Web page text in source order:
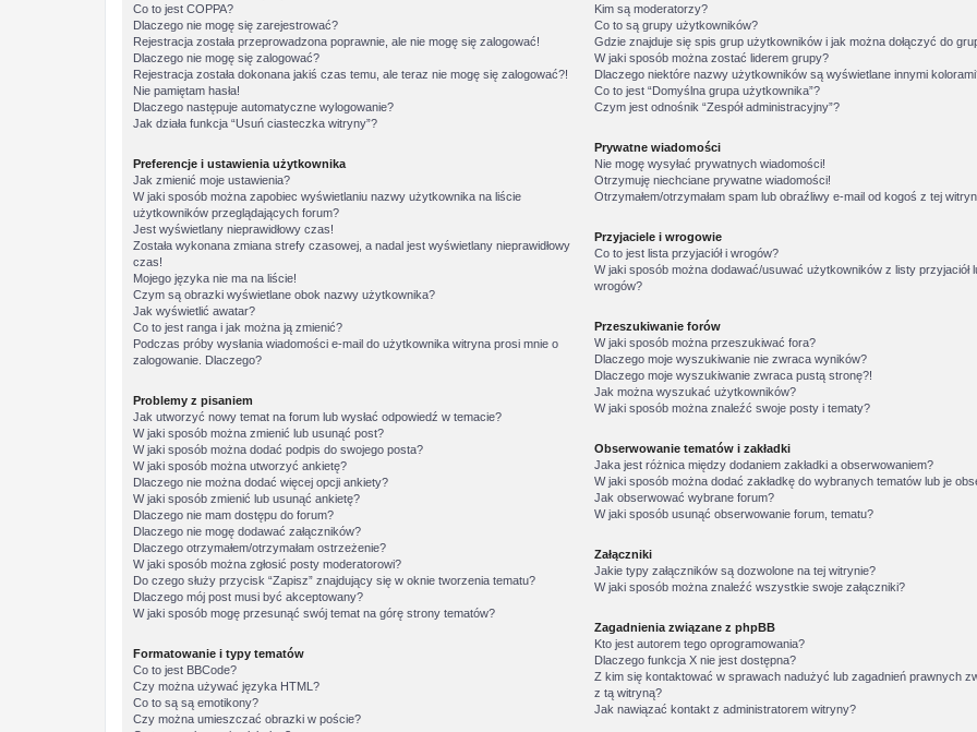
Co to jest COPPA?
Dlaczego nie mogę się zarejestrować?
Rejestracja została przeprowadzona poprawnie, ale nie mogę się zalogować!
Dlaczego nie mogę się zalogować?
Rejestracja została dokonana jakiś czas temu, ale teraz nie mogę się zalogować?!
Nie pamiętam hasła!
Dlaczego następuje automatyczne wylogowanie?
Jak działa funkcja “Usuń ciasteczka witryny”?
Preferencje i ustawienia użytkownika
Jak zmienić moje ustawienia?
W jaki sposób można zapobiec wyświetlaniu nazwy użytkownika na liście
użytkowników przeglądających forum?
Jest wyświetlany nieprawidłowy czas!
Została wykonana zmiana strefy czasowej, a nadal jest wyświetlany nieprawidłowy
czas!
Mojego języka nie ma na liście!
Czym są obrazki wyświetlane obok nazwy użytkownika?
Jak wyświetlić awatar?
Co to jest ranga i jak można ją zmienić?
Podczas próby wysłania wiadomości e-mail do użytkownika witryna prosi mnie o
zalogowanie. Dlaczego?
Problemy z pisaniem
Jak utworzyć nowy temat na forum lub wysłać odpowiedź w temacie?
W jaki sposób można zmienić lub usunąć post?
W jaki sposób można dodać podpis do swojego posta?
W jaki sposób można utworzyć ankietę?
Dlaczego nie można dodać więcej opcji ankiety?
W jaki sposób zmienić lub usunąć ankietę?
Dlaczego nie mam dostępu do forum?
Dlaczego nie mogę dodawać załączników?
Dlaczego otrzymałem/otrzymałam ostrzeżenie?
W jaki sposób można zgłosić posty moderatorowi?
Do czego służy przycisk “Zapisz” znajdujący się w oknie tworzenia tematu?
Dlaczego mój post musi być akceptowany?
W jaki sposób mogę przesunąć swój temat na górę strony tematów?
Formatowanie i typy tematów
Co to jest BBCode?
Czy można używać języka HTML?
Co to są są emotikony?
Czy można umieszczać obrazki w poście?
Kim są moderatorzy?
Co to są grupy użytkowników?
Gdzie znajduje się spis grup użytkowników i jak można dołączyć do
W jaki sposób można zostać liderem grupy?
Dlaczego niektóre nazwy użytkowników są wyświetlane innymi
Co to jest “Domyślna grupa użytkownika”?
Czym jest odnośnik “Zespół administracyjny”?
Prywatne wiadomości
Nie mogę wysyłać prywatnych wiadomości!
Otrzymuję niechciane prywatne wiadomości!
Otrzymałem/otrzymałam spam lub obraźliwy e-mail od kogoś z tej
Przyjaciele i wrogowie
Co to jest lista przyjaciół i wrogów?
W jaki sposób można dodawać/usuwać użytkowników z listy przyjaciół
wrogów?
Przeszukiwanie forów
W jaki sposób można przeszukiwać fora?
Dlaczego moje wyszukiwanie nie zwraca wyników?
Dlaczego moje wyszukiwanie zwraca pustą stronę?!
Jak można wyszukać użytkowników?
W jaki sposób można znaleźć swoje posty i tematy?
Obserwowanie tematów i zakładki
Jaka jest różnica między dodaniem zakładki a obserwowaniem?
W jaki sposób można dodać zakładkę do wybranych tematów lub je
Jak obserwować wybrane forum?
W jaki sposób usunąć obserwowanie forum, tematu?
Załączniki
Jakie typy załączników są dozwolone na tej witrynie?
W jaki sposób można znaleźć wszystkie swoje załączniki?
Zagadnienia związane z phpBB
Kto jest autorem tego oprogramowania?
Dlaczego funkcja X nie jest dostępna?
Z kim się kontaktować w sprawach nadużyć lub zagadnień prawnych
z tą witryną?
Jak nawiązać kontakt z administratorem witryny?